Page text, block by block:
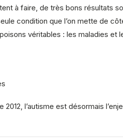
à faire, de très bons résultats
condition que l’on mette de
véritables : les maladies et
2012, l’autisme est désormais